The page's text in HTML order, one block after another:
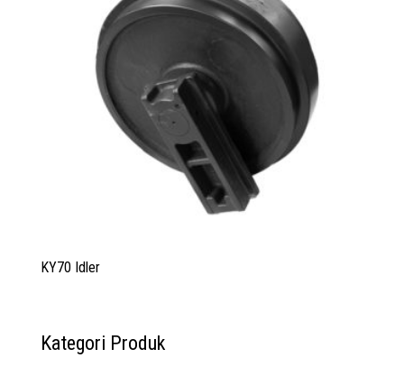
KY70 Idler
Kategori Produk